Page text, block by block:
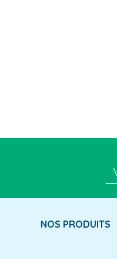
NOS PRODUITS